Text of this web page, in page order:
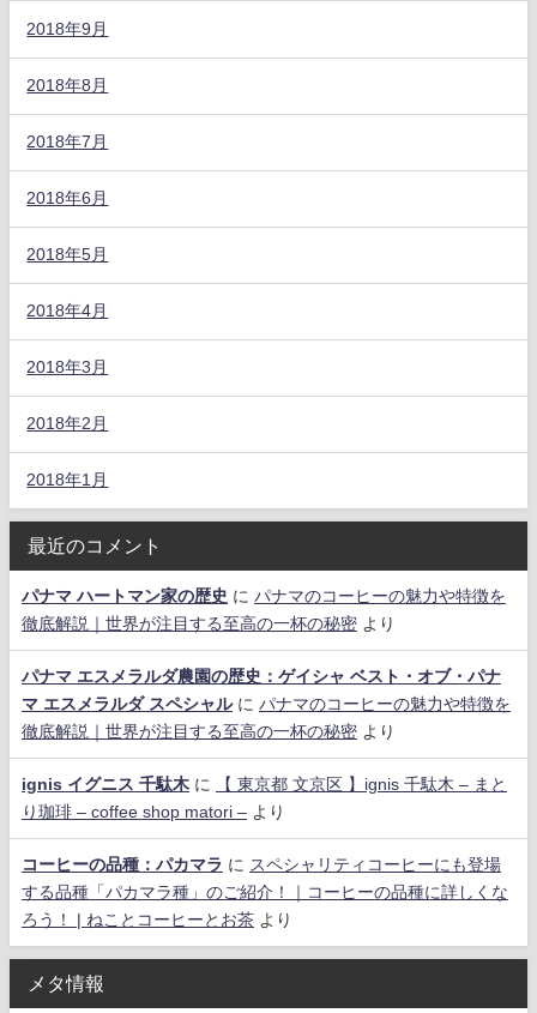
2018年9月
2018年8月
2018年7月
2018年6月
2018年5月
2018年4月
2018年3月
2018年2月
2018年1月
最近のコメント
パナマ ハートマン家の歴史 に パナマのコーヒーの魅力や特徴を
徹底解説｜世界が注目する至高の一杯の秘密 より
パナマ エスメラルダ農園の歴史：ゲイシャ ベスト・オブ・パナ
マ エスメラルダ スペシャルに パナマのコーヒーの魅力や特徴を
徹底解説｜世界が注目する至高の一杯の秘密 より
ignis イグニス 千駄木 に
【 東京都 文京区 】ignis 千駄木 – まと
り珈琲 – coffee shop matori – より
コーヒーの品種：パカマラ に スペシャリティコーヒーにも登場
する品種「パカマラ種」のご紹介！｜コーヒーの品種に詳しくな
ろう！ | ねことコーヒーとお茶 より
メタ情報